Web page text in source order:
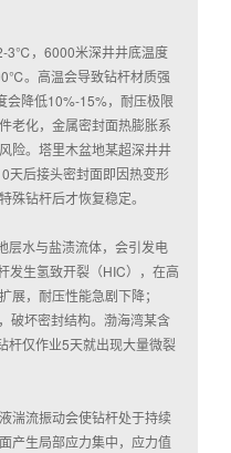
3℃，6000米深井井底温度
。高温会导致钻杆材质强
降低10%-15%，耐压极限
老化，金属密封面热膨胀系
险。塔里木盆地某超深井井
后接头密封面即因热变形
殊钻杆后才恢复稳定。
层水与盐渍流体，会引发电
发生氢致开裂（HIC），在高
展，耐压性能急剧下降；
破坏密封结构。渤海湾某含
杆仅作业5天就出现大量微裂
湍流振动会使钻杆处于持续
产生局部应力集中，应力值